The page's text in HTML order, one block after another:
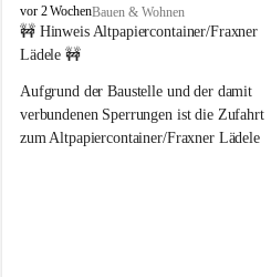
F
r
a
e
r
n
vor 2 WochenBauen & Wohnen
🚧 Hinweis Altpapiercontainer/Fraxner
Lädele 🚧
Aufgrund der Baustelle und der damit
verbundenen Sperrungen ist die Zufahrt
zum Altpapiercontainer/Fraxner Lädele